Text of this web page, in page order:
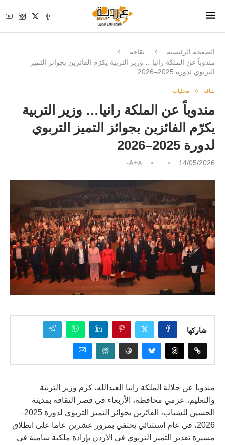
الصفحة الرئيسية
ثقافة
مندوباً عن الملكة رانيا… وزير التربية يكرّم الفائزين بجوائز التميز
التربوي لدورة 2025–2026
ثقافة محليات
مندوباً عن الملكة رانيا… وزير التربية
يكرّم الفائزين بجوائز التميز التربوي
لدورة 2025–2026
14/05/2026
A+A-
شاركها
مندوبا عن جلالة الملكة رانيا العبدالله، كرم وزير التربية
والتعليم، عزمي محافظة، الأربعاء في قصر الثقافة بمدينة
الحسين للشباب، الفائزين بجوائز التميز التربوي لدورة 2025–
2026، في عام استثنائي يحتفي بمرور عشرين عاما على انطلاق
مسيرة تقدير التميز التربوي في الأردن بإرادة ملكية سامية في